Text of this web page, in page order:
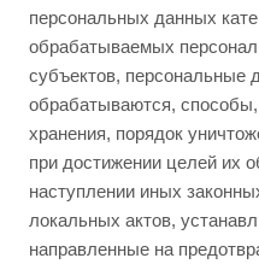
персональных данных
обрабатываемых
субъектов, персональные
обрабатываются,
хранения, порядок
при достижении целей их
наступлении иных
локальных актов,
направленные на